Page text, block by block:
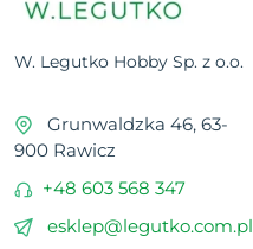
W. Legutko Hobby Sp. z o.o.
Grunwaldzka 46, 63-
900 Rawicz
+48 603 568 347
esklep@legutko.com.pl